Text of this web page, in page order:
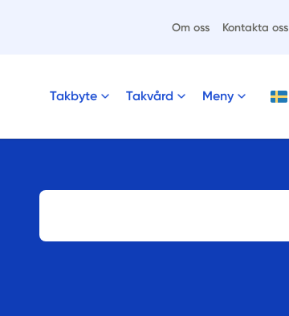
Om oss Kontakta oss
Takbyte Takvård Meny